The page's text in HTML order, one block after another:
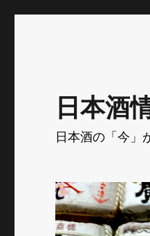
日本酒
日本酒の「今」